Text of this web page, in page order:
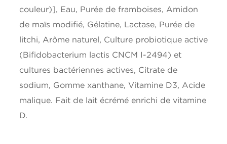
Potassium
Calcium 150mg
Fer
Vitamine D 1ug
*5% ou moins c'est peu, 15% ou plus c'est beaucoup
couleur)], Eau, Purée de framboises, Amidon
de maïs modifié, Gélatine, Lactase, Purée de
litchi, Arôme naturel, Culture probiotique active
(Bifidobacterium lactis CNCM I-2494) et
cultures bactériennes actives, Citrate de
sodium, Gomme xanthane, Vitamine D3, Acide
malique. Fait de lait écrémé enrichi de vitamine
D.